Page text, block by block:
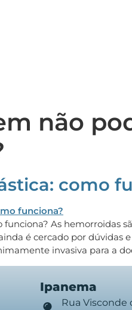
não
como
funciona? As hemorroidas
é cercado por
invasiva para a
Ipanema
Rua Visconde